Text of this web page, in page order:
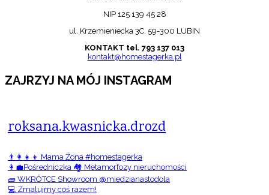
NIP 125 139 45 28
ul. Krzemieniecka 3C, 59-300 LUBIN
KONTAKT tel. 793 137 013
kontakt@homestagerka.pl
ZAJRZYJ NA MÓJ INSTAGRAM
roksana.kwasnicka.drozd
👨‍👩‍👧‍👦 Mama Żona #homestagerka
👩‍💼Pośredniczka 🏘️ Metamorfozy nieruchomości
🧱 WKRÓTCE Showroom @miedzianastodola
💻 Zmalujmy coś razem!